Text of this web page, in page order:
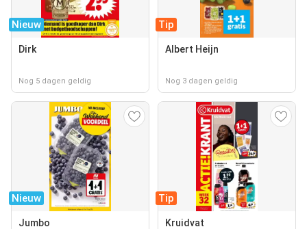
Nieuw
Dirk
Nog 5 dagen geldig
Tip
Albert Heijn
Nog 3 dagen geldig
Nieuw
Jumbo
Tip
Kruidvat